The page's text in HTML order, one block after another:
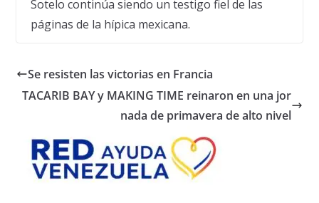
Sotelo continúa siendo un testigo fiel de las
páginas de la hípica mexicana.
Se resisten las victorias en Francia
TACARIB BAY y MAKING TIME reinaron en una jor
nada de primavera de alto nivel